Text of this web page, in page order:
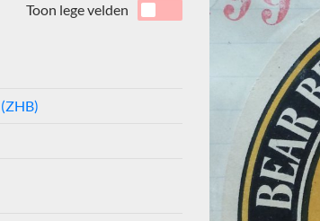
Toon lege velden